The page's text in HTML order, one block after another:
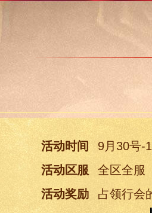
活动时间
9月30号-
活动区服
全区全服
活动奖励
占领行会